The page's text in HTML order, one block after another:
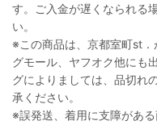
す。ご入金が遅くなられる
い。
※この商品は、京都室町st
グモール、ヤフオク他にも
グによりましては、品切れ
承ください。
※誤発送、着用に支障があ